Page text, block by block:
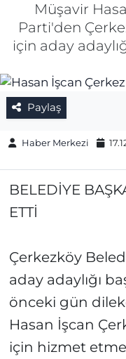
Müşavir
Parti'den
için aday
Paylaş
Haber Merkezi
BELEDİYE
ETTİ
Çerkezköy
aday adaylığı
önceki gün
Hasan İşcan
için hizmet
SAĞLIK
Spor
Gizlilik
Topluluk
Son Dakika
Haber Arşivi